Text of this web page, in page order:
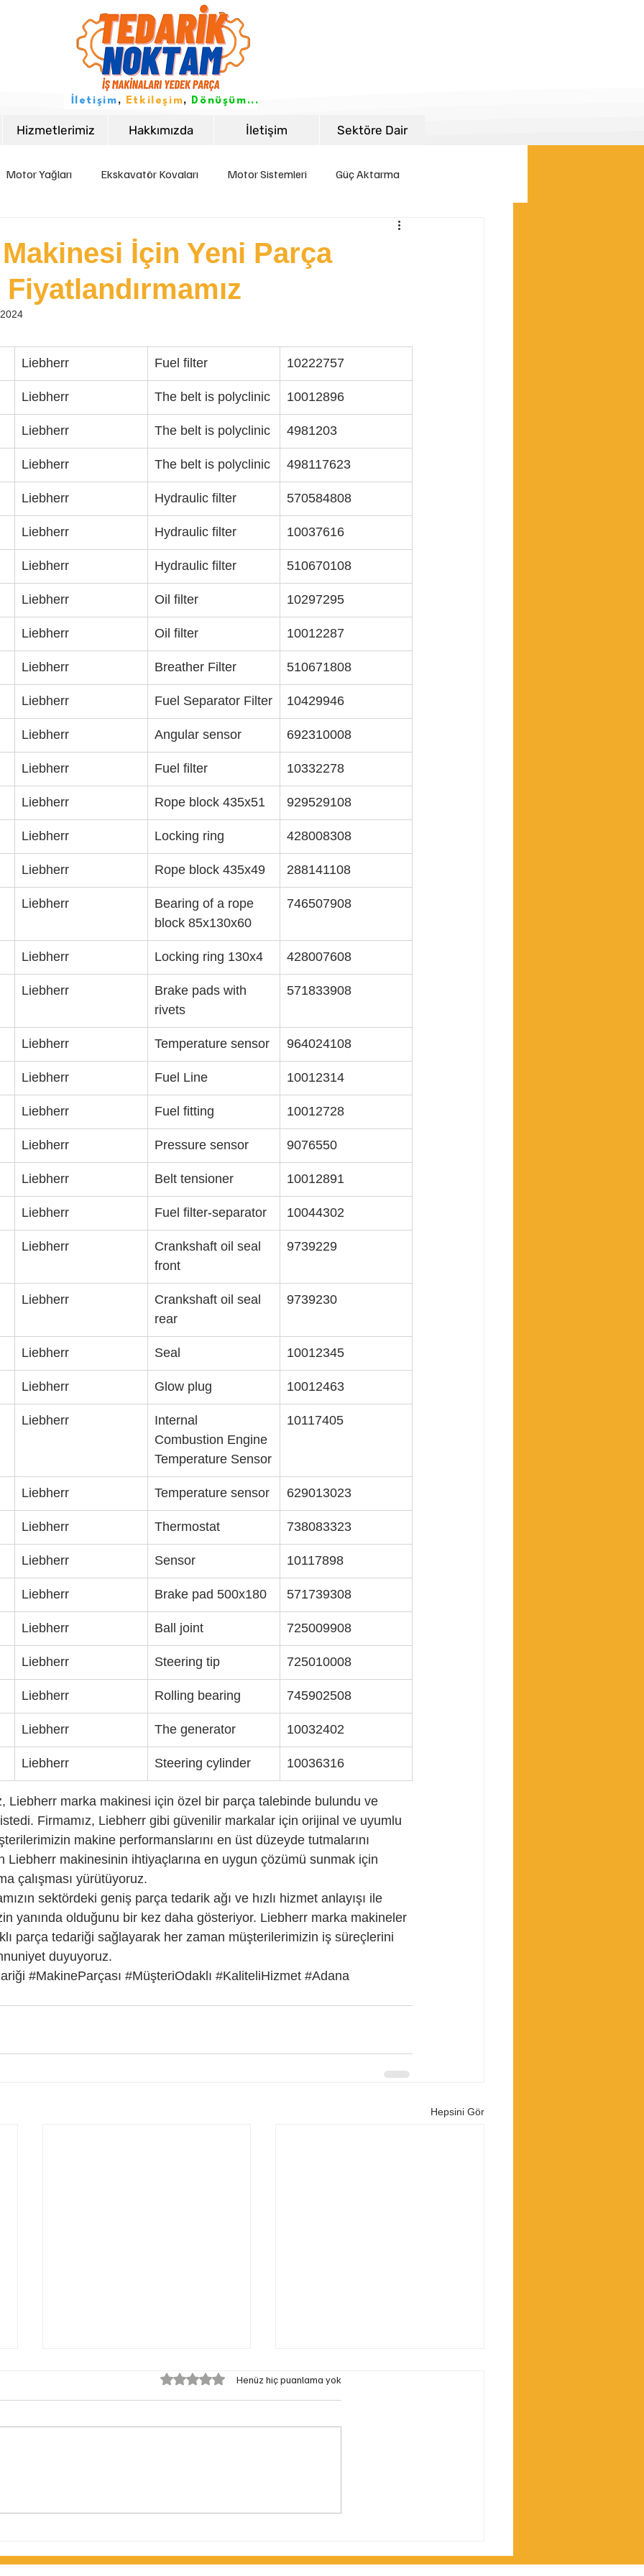
İletişim , Etkileşim, Dönüşüm...
Hizmetlerimiz Hakkımızda İletişim Sektöre Dair
Motor Yağları Ekskavatör Kovaları Motor Sistemleri Güç Aktarma
İçin Yeni Parça
Liebherr Fuel filter 10222757
Liebherr The belt is polyclinic 10012896
Liebherr The belt is polyclinic 4981203
Liebherr The belt is polyclinic 498117623
Liebherr Hydraulic filter 570584808
Liebherr Hydraulic filter 10037616
Liebherr Hydraulic filter 510670108
Liebherr Oil filter 10297295
Liebherr Oil filter 10012287
Liebherr Breather Filter 510671808
Liebherr Fuel Separator Filter 10429946
Liebherr Angular sensor 692310008
Liebherr Fuel filter 10332278
Liebherr Rope block 435x51 929529108
Liebherr Locking ring 428008308
Liebherr Rope block 435x49 288141108
Liebherr
Bearing of a rope
block 85x130x60
746507908
Liebherr Locking ring 130x4 428007608
Liebherr
Brake pads with
rivets
571833908
Liebherr Temperature sensor 964024108
Liebherr Fuel Line 10012314
Liebherr Fuel fitting 10012728
Liebherr Pressure sensor 9076550
Liebherr Belt tensioner 10012891
Liebherr Fuel filter-separator 10044302
Liebherr
Crankshaft oil seal
front
9739229
Liebherr
Crankshaft oil seal
rear
9739230
Liebherr Seal 10012345
Liebherr Glow plug 10012463
Liebherr
Internal
Combustion Engine
Temperature Sensor
10117405
Liebherr Temperature sensor 629013023
Liebherr Thermostat 738083323
Liebherr Sensor 10117898
Liebherr Brake pad 500x180 571739308
Liebherr Ball joint 725009908
Liebherr Steering tip 725010008
Liebherr Rolling bearing 745902508
Liebherr The generator 10032402
Liebherr Steering cylinder 10036316
Liebherr marka makinesi için özel bir parça talebinde bulundu ve
Firmamız, Liebherr gibi güvenilir markalar için orijinal ve uyumlu
makine performanslarını en üst düzeyde tutmalarını
Liebherr makinesinin ihtiyaçlarına en uygun çözümü sunmak için
çalışması yürütüyoruz.
sektördeki geniş parça tedarik ağı ve hızlı hizmet anlayışı ile
yanında olduğunu bir kez daha gösteriyor. Liebherr marka makineler
parça tedariği sağlayarak her zaman müşterilerimizin iş süreçlerini
duyuyoruz.
#MakineParçası #MüşteriOdaklı #KaliteliHizmet #Adana
Hepsini Gör
İş Makinası Takozları:
Titreşim ve Gürültüye Karşı
En Etkili Çözüm
5 üzerinden 0 yıldızHenüz hiç puanlama yok